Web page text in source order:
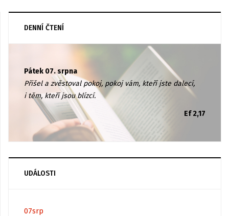
DENNÍ ČTENÍ
Pátek 07. srpna
Přišel a zvěstoval pokoj, pokoj vám, kteří jste dalecí,
i těm, kteří jsou blízcí.
Ef 2,17
UDÁLOSTI
07srp